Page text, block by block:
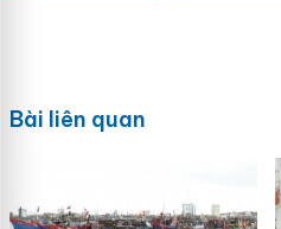
Bài liên quan